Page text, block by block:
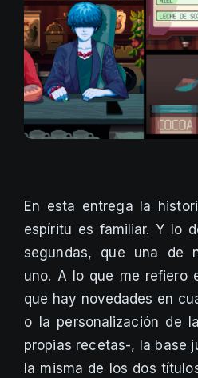
En esta entrega la
espíritu es familiar. Y lo
segundas, que una de
uno. A lo que me refiero
que hay novedades en
o la personalización de
propias recetas-, la base
la misma de los dos